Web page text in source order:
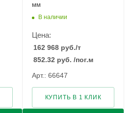
мм
В наличии
Цена:
162 968 руб./т
852.32 руб. /пог.м
Арт.: 66647
КУПИТЬ В 1 КЛИК